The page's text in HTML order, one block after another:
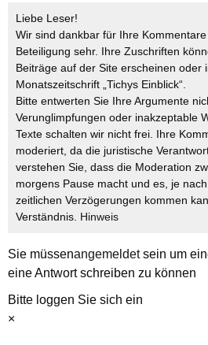
Liebe Leser!
Wir sind dankbar für Ihre
Beteiligung sehr. Ihre Zuschriften
Beiträge auf der Site erscheinen oder
Monatszeitschrift „Tichys Einblick“.
Bitte entwerten Sie Ihre Argumente
Verunglimpfungen oder inakzeptable
Texte schalten wir nicht frei. Ihre
moderiert, da die juristische
verstehen Sie, dass die Moderation
morgens Pause macht und es, je
zeitlichen Verzögerungen kommen
Verständnis. Hinweis
Sie müssenangemeldetsein um
eine Antwort schreiben zu können
Bitte loggen Sie sich ein
×